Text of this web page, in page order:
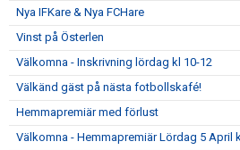
Nya IFKare & Nya FCHare
Vinst på Österlen
Välkomna - Inskrivning lördag kl 10-12
Välkänd gäst på nästa fotbollskafé!
Hemmapremiär med förlust
Välkomna - Hemmapremiär Lördag 5 April